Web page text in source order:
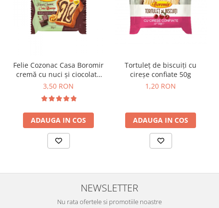
Felie Cozonac Casa Boromir
cremă cu nuci și ciocolată
80g
3,50 RON
ADAUGA IN COS
Tortuleț de biscuiți cu
cireșe confiate 50g
1,20 RON
ADAUGA IN COS
NEWSLETTER
Nu rata ofertele si promotiile noastre